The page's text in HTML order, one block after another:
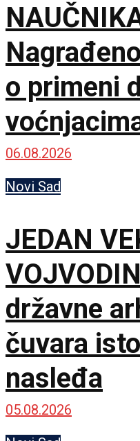
o primeni
06.08.2026
Novi Sad
JEDAN
državne
čuvara
nasleđa
05.08.2026